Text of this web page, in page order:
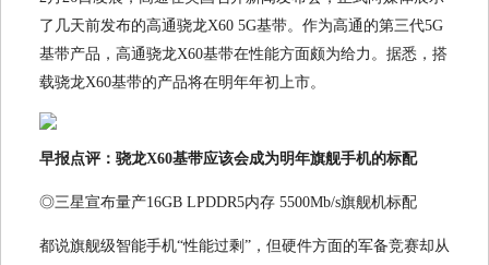
了几天前发布的高通骁龙X60 5G基带。作为高通的第三代5G
基带产品，高通骁龙X60基带在性能方面颇为给力。据悉，搭
载骁龙X60基带的产品将在明年年初上市。
早报点评：骁龙X60基带应该会成为明年旗舰手机的标配
◎三星宣布量产16GB LPDDR5内存 5500Mb/s旗舰机标配
都说旗舰级智能手机“性能过剩”，但硬件方面的军备竞赛却从